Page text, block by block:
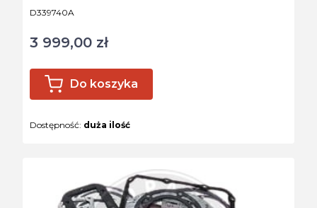
Kod produktu
D339740A
Cena
3 999,00 zł
Do koszyka
Dostępność: duża ilość